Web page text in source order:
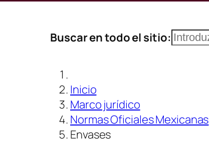
Buscar en todo el sitio: Buscar
Inicio
Marco jurídico
Normas Oficiales Mexicanas
Envases